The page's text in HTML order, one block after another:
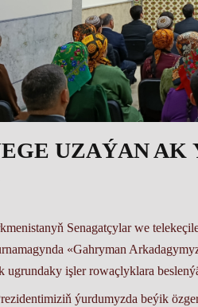
UZAÝAN AK
Senagatçylar we
«Gahryman
ugrundaky işler rowaçlyklara
ýurdumyzda beýik